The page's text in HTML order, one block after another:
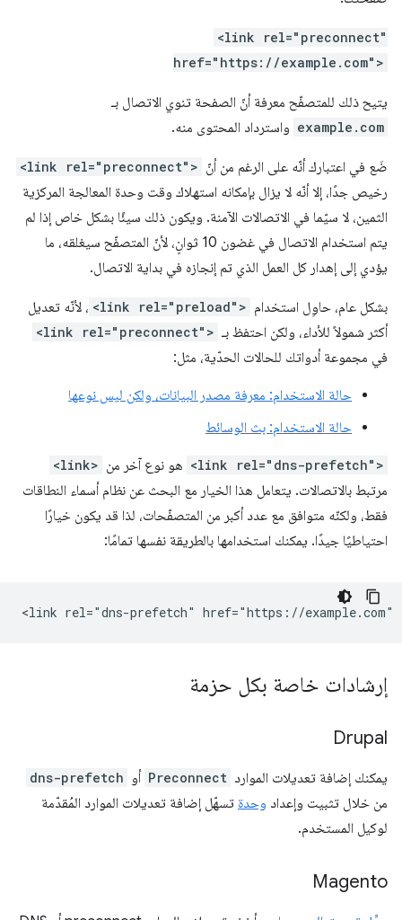
<link rel="preconnect"
href="https://example.com">
يتيح ذلك للمتصفّح معرفة أنّ الصفحة تنوي الاتصال بـ
example.com واسترداد المحتوى منه.
ضَع في اعتبارك أنّه على الرغم من أنّ <link rel="preconnect">
رخيص جدًا، إلا أنّه لا يزال بإمكانه استهلاك وقت وحدة المعالجة المركزية
الثمين، لا سيّما في الاتصالات الآمنة. ويكون ذلك سيئًا بشكل خاص إذا لم
يتم استخدام الاتصال في غضون 10 ثوانٍ، لأنّ المتصفّح سيغلقه، ما
يؤدي إلى إهدار كل العمل الذي تم إنجازه في بداية الاتصال.
بشكل عام، حاوِل استخدام <link rel="preload"> ، لأنّه تعديل
أكثر شمولاً للأداء، ولكن احتفظ بـ <link rel="preconnect">
في مجموعة أدواتك للحالات الحدّية، مثل:
حالة الاستخدام: معرفة مصدر البيانات، ولكن ليس نوعها
حالة الاستخدام: بث الوسائط
<link rel="dns-prefetch"> هو نوع آخر من <link>
مرتبط بالاتصالات. يتعامل هذا الخيار مع البحث عن نظام أسماء النطاقات
فقط، ولكنّه متوافق مع عدد أكبر من المتصفّحات، لذا قد يكون خيارًا
احتياطيًا جيدًا. يمكنك استخدامها بالطريقة نفسها تمامًا:
إرشادات خاصة بكل حزمة
Drupal
يمكنك إضافة تعديلات الموارد Preconnect أو dns-prefetch
من خلال تثبيت وإعداد وحدة تسهّل إضافة تعديلات الموارد المُقدّمة
لوكيل المستخدم.
Magento